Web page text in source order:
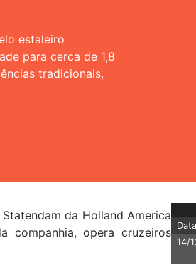
estaleiro
para cerca de 1,8
tradicionais,
da Holland America
companhia, opera cruzeiros Data
14/